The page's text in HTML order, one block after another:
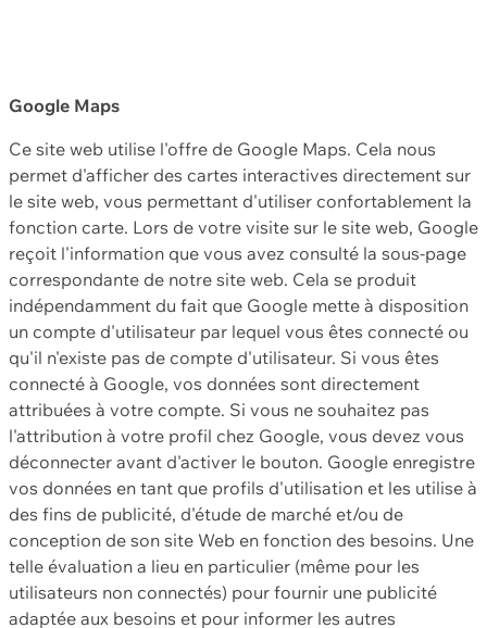
Google Maps
Ce site web utilise l'offre de Google Maps. Cela nous
permet d'afficher des cartes interactives directement sur
le site web, vous permettant d'utiliser confortablement la
fonction carte. Lors de votre visite sur le site web, Google
reçoit l'information que vous avez consulté la sous-page
correspondante de notre site web. Cela se produit
indépendamment du fait que Google mette à disposition
un compte d'utilisateur par lequel vous êtes connecté ou
qu'il n'existe pas de compte d'utilisateur. Si vous êtes
connecté à Google, vos données sont directement
attribuées à votre compte. Si vous ne souhaitez pas
l'attribution à votre profil chez Google, vous devez vous
déconnecter avant d'activer le bouton. Google enregistre
vos données en tant que profils d'utilisation et les utilise à
des fins de publicité, d'étude de marché et/ou de
conception de son site Web en fonction des besoins. Une
telle évaluation a lieu en particulier (même pour les
utilisateurs non connectés) pour fournir une publicité
adaptée aux besoins et pour informer les autres